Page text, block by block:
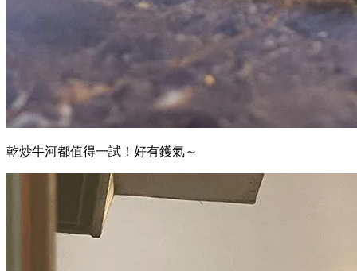
乾炒牛河都值得一試！好有鑊氣～